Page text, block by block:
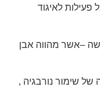
פעילות לאיגוד
–אשר מהווה אבן
שימור נורבגיה ,